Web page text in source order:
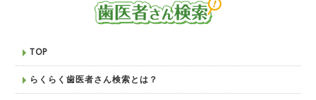
TOP
らくらく歯医者さん検索とは？